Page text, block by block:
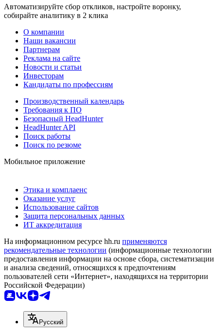
Автоматизируйте сбор откликов, настройте воронку,
собирайте аналитику в 2 клика
О компании
Наши вакансии
Партнерам
Реклама на сайте
Новости и статьи
Инвесторам
Кандидаты по профессиям
Производственный календарь
Требования к ПО
Безопасный HeadHunter
HeadHunter API
Поиск работы
Поиск по резюме
Мобильное приложение
Этика и комплаенс
Оказание услуг
Использование сайтов
Защита персональных данных
ИТ аккредитация
На информационном ресурсе hh.ru применяются
рекомендательные технологии (информационные технологии
предоставления информации на основе сбора, систематизации
и анализа сведений, относящихся к предпочтениям
пользователей сети «Интернет», находящихся на территории
Российской Федерации)
Русский